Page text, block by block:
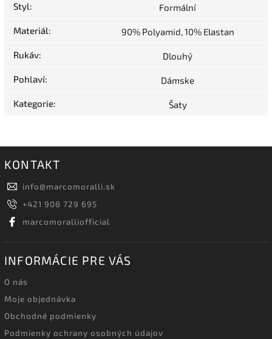
Styl: Formální
Materiál: 90% Polyamid, 10% Elastan
Rukáv: Dlouhý
Pohlaví: Dámske
Kategorie: Šaty
KONTAKT
info@marcomoralli.sk
+421 908 729 695
marcomoralliofficial
INFORMÁCIE PRE VÁS
O nás
Moje objednávka
Obchodné podmienky
Podmienky ochrany osobných údajov